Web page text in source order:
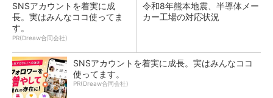
SNSアカウントを着実に成
長。実はみんなココ使ってま
す。
PR(Dreaw合同会社)
令和8年熊本地震、半導体メー
カー工場の対応状況
SNSアカウントを着実に成長。実はみんなココ
使ってます。
PR(Dreaw合同会社)